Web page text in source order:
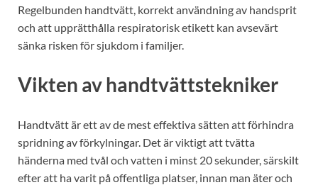
Regelbunden handtvätt, korrekt användning av handsprit
och att upprätthålla respiratorisk etikett kan avsevärt
sänka risken för sjukdom i familjer.
Vikten av handtvättstekniker
Handtvätt är ett av de mest effektiva sätten att förhindra
spridning av förkylningar. Det är viktigt att tvätta
händerna med tvål och vatten i minst 20 sekunder, särskilt
efter att ha varit på offentliga platser, innan man äter och